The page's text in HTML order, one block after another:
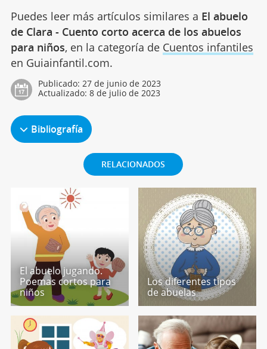
Puedes leer más artículos similares a El abuelo
de Clara - Cuento corto acerca de los abuelos
para niños, en la categoría de Cuentos infantiles
en Guiainfantil.com.
Publicado: 27 de junio de 2023
Actualizado: 8 de julio de 2023
Bibliografía
RELACIONADOS
El abuelo jugando.
Poemas cortos para
niños
Los diferentes tipos
de abuelas